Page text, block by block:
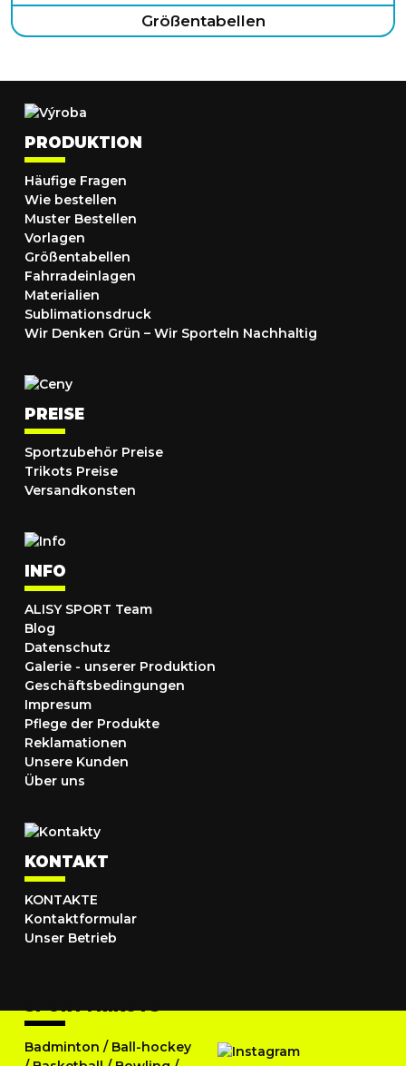
Größentabellen
PRODUKTION
Häufige Fragen
Wie bestellen
Muster Bestellen
Vorlagen
Größentabellen
Fahrradeinlagen
Materialien
Sublimationsdruck
Wir Denken Grün – Wir Sporteln Nachhaltig
PREISE
Sportzubehör Preise
Trikots Preise
Versandkonsten
INFO
ALISY SPORT Team
Blog
Datenschutz
Galerie - unserer Produktion
Geschäftsbedingungen
Impresum
Pflege der Produkte
Reklamationen
Unsere Kunden
Über uns
KONTAKT
KONTAKTE
Kontaktformular
Unser Betrieb
SPORTTRIKOTS
Badminton / Ball-hockey